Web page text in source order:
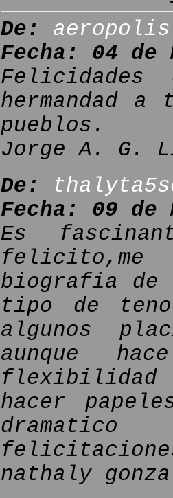
De:
Fecha: 04 de
hermandad
pueblos.
Jorge A. G.
De:
Fecha: 09 de
Es
biografia de
tipo de
algunos
aunque
flexibilidad
hacer
nathaly